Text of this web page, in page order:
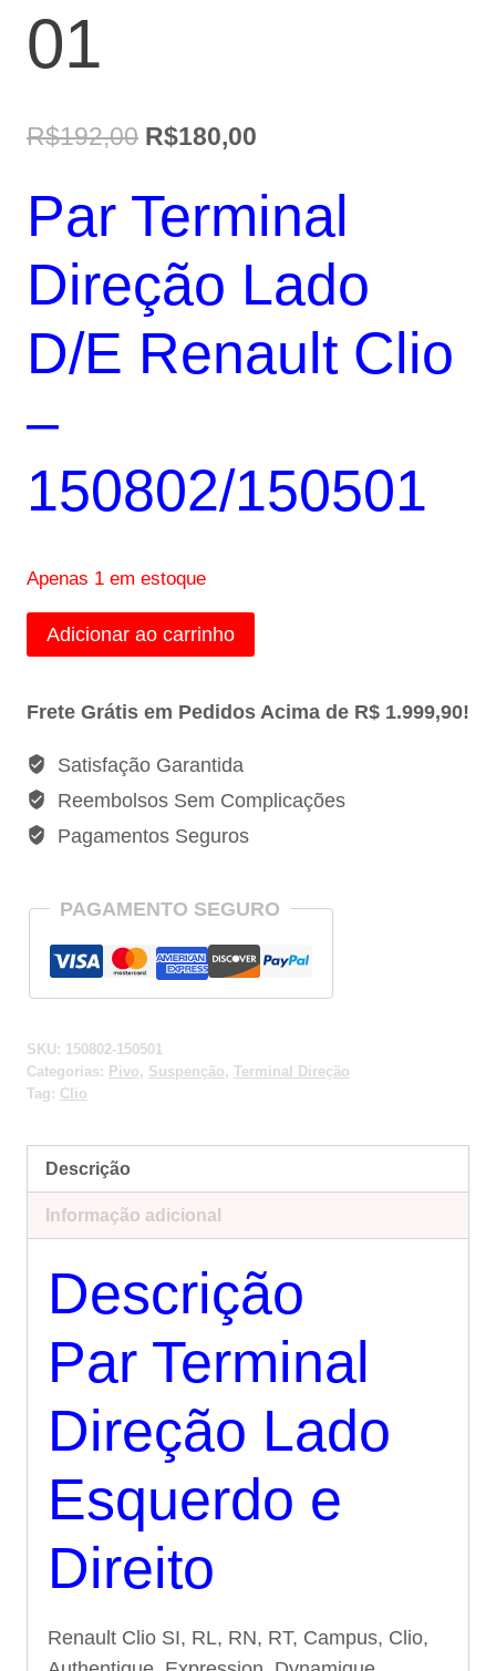
01
R$192,00 O
original
R$192,00.
R$180,00
atual
R$180,00.
Par Terminal
Direção Lado
D/E Renault Clio
–
150802/150501
Apenas 1 em estoque
Par
Terminal
Lado
D/E
Renault
Clio
-150802/150501
Adicionar ao carrinho
Frete Grátis em Pedidos Acima de R$ 1.999,90!
Satisfação Garantida
Reembolsos Sem Complicações
Pagamentos Seguros
PAGAMENTO SEGURO
SKU: 150802-150501
Categorias: Pivo, Suspenção, Terminal Direção
Tag: Clio
Descrição
Informação adicional
Descrição
Par Terminal
Direção Lado
Esquerdo e
Direito
Renault Clio SI, RL, RN, RT, Campus, Clio,